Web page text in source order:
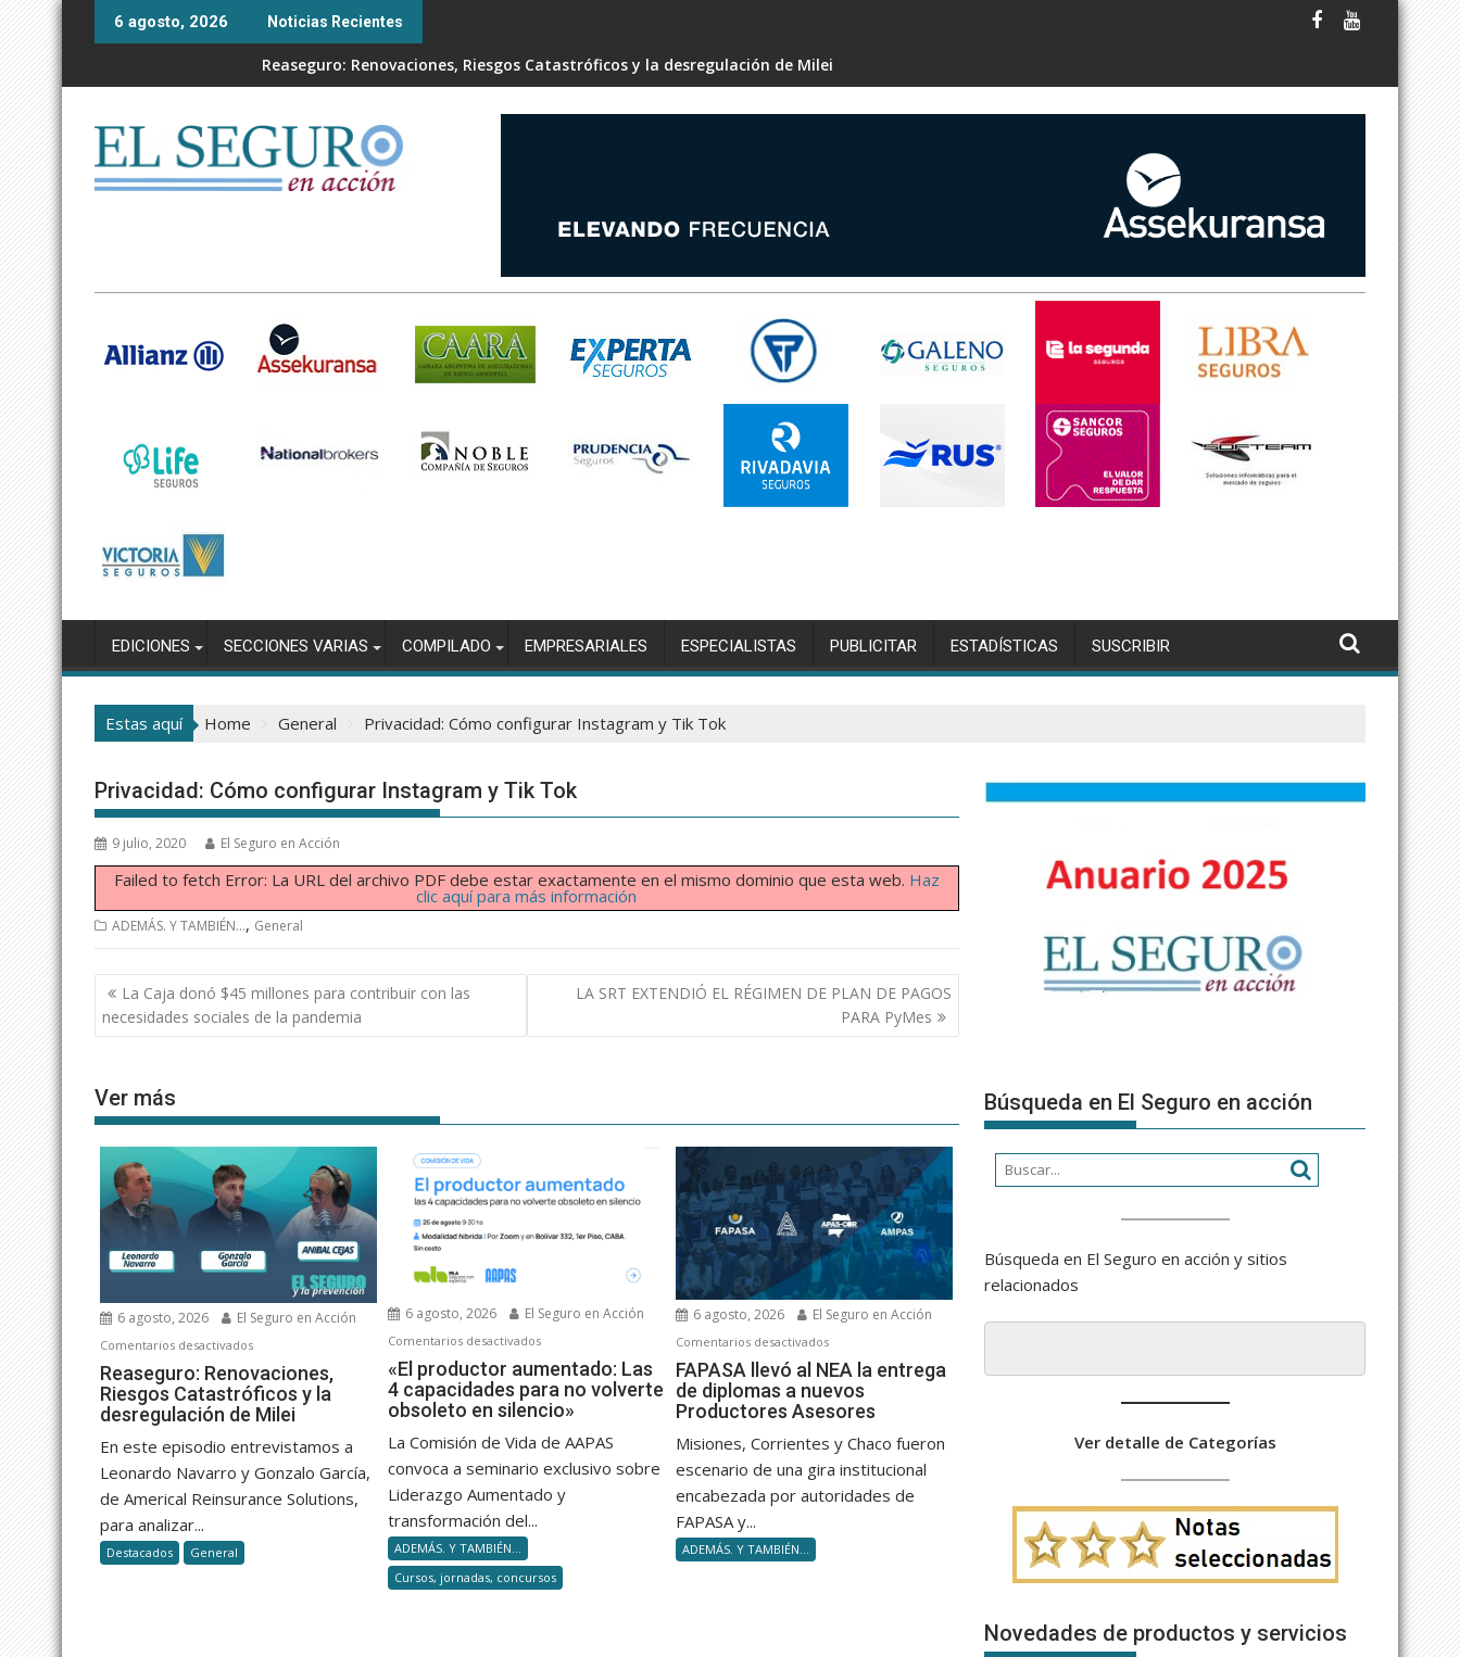
Skip
6 agosto, 2026 Noticias Recientes
Reaseguro: Renovaciones, Riesgos Catastróficos y la desregulación de Milei
EDICIONES SECCIONES VARIAS COMPILADO EMPRESARIALES ESPECIALISTAS PUBLICITAR ESTADÍSTICAS SUSCRIBIR
Estas aquí Home General Privacidad: Cómo configurar Instagram y Tik Tok
Privacidad: Cómo configurar Instagram y Tik Tok
9 julio, 2020 El Seguro en Acción
Failed to fetch Error: La URL del archivo PDF debe estar exactamente en el mismo dominio que esta web. Haz
clic aquí para más información
ADEMÁS. Y TAMBIÉN..., General
Navegación
de
entradas
La Caja donó $45 millones para contribuir con las
necesidades sociales de la pandemia
LA SRT EXTENDIÓ EL RÉGIMEN DE PLAN DE PAGOS
PARA PyMes
Ver más
6 agosto, 2026 El Seguro en Acción
Comentarios desactivadosen
Reaseguro:
Renovaciones,
Riesgos
Catastróficos
Reaseguro: Renovaciones,
Riesgos Catastróficos y la
desregulación de Milei
En este episodio entrevistamos a
Leonardo Navarro y Gonzalo García,
de Americal Reinsurance Solutions,
para analizar...
Destacados General
6 agosto, 2026 El Seguro en Acción
Comentarios desactivadosen
«El
productor
aumentado:
Las
para
obsoleto
«El productor aumentado: Las
4 capacidades para no volverte
obsoleto en silencio»
La Comisión de Vida de AAPAS
convoca a seminario exclusivo sobre
Liderazgo Aumentado y
transformación del...
ADEMÁS. Y TAMBIÉN...
Cursos, jornadas, concursos
6 agosto, 2026 El Seguro en Acción
Comentarios desactivadosen
FAPASA
llevó
al
NEA
FAPASA llevó al NEA la entrega
de diplomas a nuevos
Productores Asesores
Misiones, Corrientes y Chaco fueron
escenario de una gira institucional
encabezada por autoridades de
FAPASA y...
ADEMÁS. Y TAMBIÉN...
Búsqueda en El Seguro en acción
Búsqueda en El Seguro en acción y sitios
relacionados
Ver detalle de Categorías
Novedades de productos y servicios